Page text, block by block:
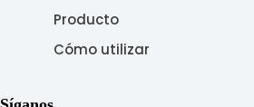
Producto
Cómo utilizar